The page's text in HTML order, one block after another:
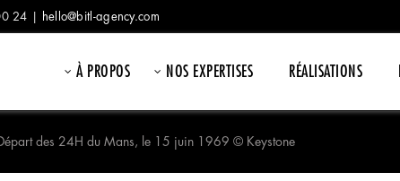
24 | hello@bitl-agency.com
À PROPOS NOS EXPERTISES RÉALISATIONS
des 24H du Mans, le 15 juin 1969 © Keystone